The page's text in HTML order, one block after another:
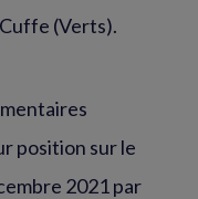
(Verts).
position sur le
2021 par